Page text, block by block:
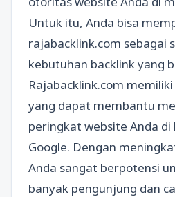
Untuk itu, Anda bisa
rajabacklink.com sebagai
kebutuhan backlink yang
Rajabacklink.com
yang dapat membantu
peringkat website Anda di
Google. Dengan
Anda sangat berpotensi
banyak pengunjung dan